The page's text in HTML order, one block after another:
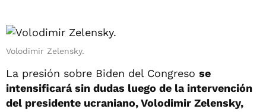
Volodimir Zelensky.
La presión sobre Biden del Congreso se
intensificará sin dudas luego de la intervención
del presidente ucraniano, Volodimir Zelensky,